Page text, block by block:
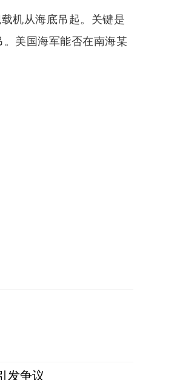
机从海底吊起。关键是
美国海军能否在南海某
发争议